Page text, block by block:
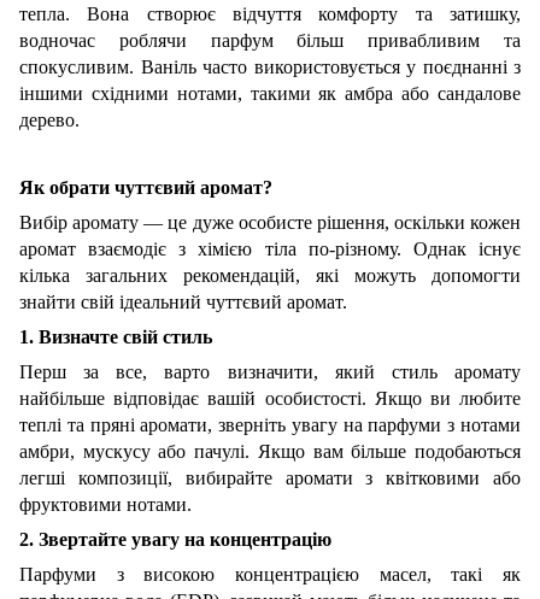
тепла. Вона створює відчуття комфорту та затишку,
водночас роблячи парфум більш привабливим та
спокусливим. Ваніль часто використовується у поєднанні з
іншими східними нотами, такими як амбра або сандалове
дерево.
Як обрати чуттєвий аромат?
Вибір аромату — це дуже особисте рішення, оскільки кожен
аромат взаємодіє з хімією тіла по-різному. Однак існує
кілька загальних рекомендацій, які можуть допомогти
знайти свій ідеальний чуттєвий аромат.
1. Визначте свій стиль
Перш за все, варто визначити, який стиль аромату
найбільше відповідає вашій особистості. Якщо ви любите
теплі та пряні аромати, зверніть увагу на парфуми з нотами
амбри, мускусу або пачулі. Якщо вам більше подобаються
легші композиції, вибирайте аромати з квітковими або
фруктовими нотами.
2. Звертайте увагу на концентрацію
Парфуми з високою концентрацією масел, такі як